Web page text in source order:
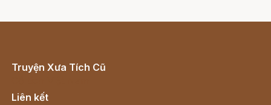
Truyện Xưa Tích Cũ
Liên kết